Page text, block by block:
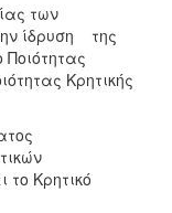
των
ίδρυση της
Κρητικής
Κρητικό